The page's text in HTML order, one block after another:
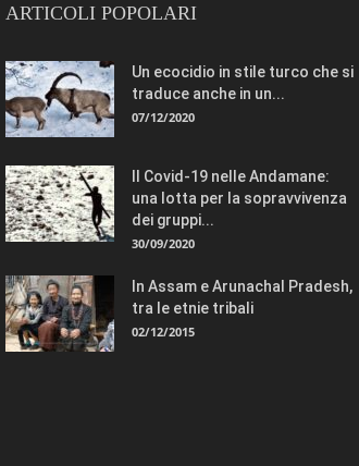
ARTICOLI POPOLARI
Un ecocidio in stile turco che si
traduce anche in un...
07/12/2020
Il Covid-19 nelle Andamane:
una lotta per la sopravvivenza
dei gruppi...
30/09/2020
In Assam e Arunachal Pradesh,
tra le etnie tribali
02/12/2015